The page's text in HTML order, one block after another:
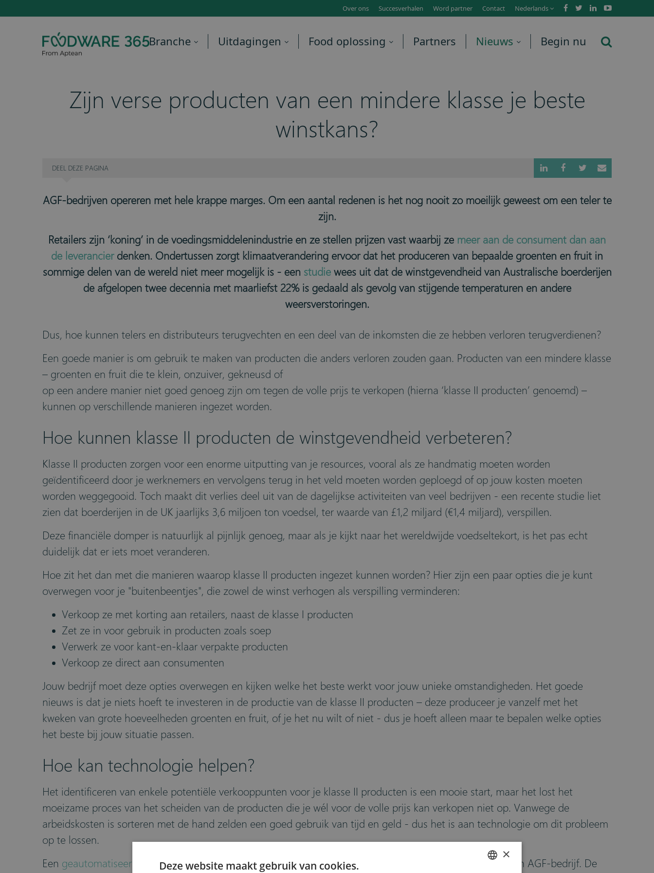
Nederlands
Over ons Succesverhalen Word partner Contact
Branche Uitdagingen Food oplossing Partners Nieuws Begin nu
Zijn verse producten van een mindere klasse je beste
winstkans?
DEEL DEZE PAGINA
AGF-bedrijven opereren met hele krappe marges. Om een aantal redenen is het nog nooit zo moeilijk geweest om een teler te
zijn.
Retailers zijn ‘koning’ in de voedingsmiddelenindustrie en ze stellen prijzen vast waarbij ze meer aan de consument dan aan
de leverancier denken. Ondertussen zorgt klimaatverandering ervoor dat het produceren van bepaalde groenten en fruit in
sommige delen van de wereld niet meer mogelijk is - een studie wees uit dat de winstgevendheid van Australische boerderijen
de afgelopen twee decennia met maarliefst 22% is gedaald als gevolg van stijgende temperaturen en andere
weersverstoringen.
Dus, hoe kunnen telers en distributeurs terugvechten en een deel van de inkomsten die ze hebben verloren terugverdienen?
Een goede manier is om gebruik te maken van producten die anders verloren zouden gaan. Producten van een mindere klasse
– groenten en fruit die te klein, onzuiver, gekneusd of
op een andere manier niet goed genoeg zijn om tegen de volle prijs te verkopen (hierna ‘klasse II producten’ genoemd) –
kunnen op verschillende manieren ingezet worden.
Hoe kunnen klasse II producten de winstgevendheid verbeteren?
Klasse II producten zorgen voor een enorme uitputting van je resources, vooral als ze handmatig moeten worden
geïdentificeerd door je werknemers en vervolgens terug in het veld moeten worden geploegd of op jouw kosten moeten
worden weggegooid. Toch maakt dit verlies deel uit van de dagelijkse activiteiten van veel bedrijven - een recente studie liet
zien dat boerderijen in de UK jaarlijks 3,6 miljoen ton voedsel, ter waarde van £1,2 miljard (€1,4 miljard), verspillen.
Deze financiële domper is natuurlijk al pijnlijk genoeg, maar als je kijkt naar het wereldwijde voedseltekort, is het pas echt
duidelijk dat er iets moet veranderen.
Hoe zit het dan met die manieren waarop klasse II producten ingezet kunnen worden? Hier zijn een paar opties die je kunt
overwegen voor je "buitenbeentjes", die zowel de winst verhogen als verspilling verminderen:
Verkoop ze met korting aan retailers, naast de klasse I producten
Zet ze in voor gebruik in producten zoals soep
Verwerk ze voor kant-en-klaar verpakte producten
Verkoop ze direct aan consumenten
Jouw bedrijf moet deze opties overwegen en kijken welke het beste werkt voor jouw unieke omstandigheden. Het goede
nieuws is dat je niets hoeft te investeren in de productie van de klasse II producten – deze produceer je vanzelf met het
kweken van grote hoeveelheden groenten en fruit, of je het nu wilt of niet - dus je hoeft alleen maar te bepalen welke opties
het beste bij jouw situatie passen.
Hoe kan technologie helpen?
Het identificeren van enkele potentiële verkooppunten voor je klasse II producten is een mooie start, maar het lost het
moeizame proces van het scheiden van de producten die je wél voor de volle prijs kan verkopen niet op. Vanwege de
arbeidskosten is sorteren met de hand zelden een goed gebruik van tijd en geld - dus het is aan technologie om dit probleem
op te lossen.
Een geautomatiseerd voedselsorteringssysteem kan een revolutie teweegbrengen in de activiteiten van een AGF-bedrijf. De
×
Deze website maakt gebruik van cookies.